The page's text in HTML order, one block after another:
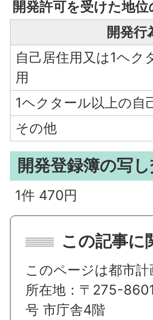
開発許可を受けた地
開発行
自己居住用又は1ヘク
用
1ヘクタール以上の自
その他
開発登録簿の写
1件 470円
この記事に
このページは都市
所在地：〒275-
号 市庁舎4階